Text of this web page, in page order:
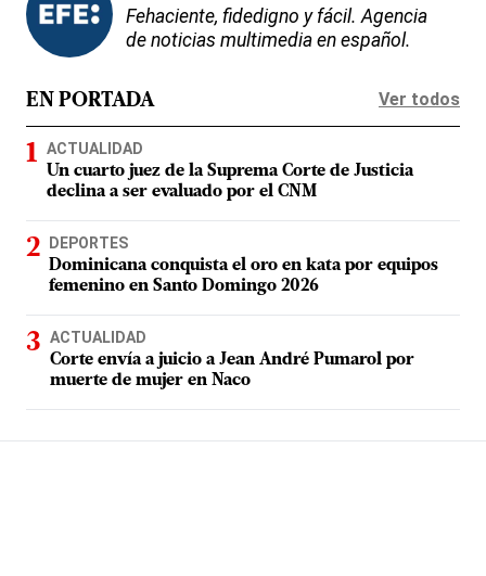
Fehaciente, fidedigno y fácil. Agencia
de noticias multimedia en español.
EN PORTADA Ver todos
ACTUALIDAD
Un cuarto juez de la Suprema Corte de Justicia
declina a ser evaluado por el CNM
DEPORTES
Dominicana conquista el oro en kata por equipos
femenino en Santo Domingo 2026
ACTUALIDAD
Corte envía a juicio a Jean André Pumarol por
muerte de mujer en Naco